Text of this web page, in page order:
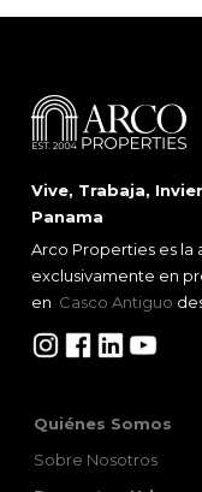
Vive, Trabaja,
Panama
Arco Properties es la
exclusivamente en
en Casco Antiguo
Quiénes Somos
Sobre Nosotros